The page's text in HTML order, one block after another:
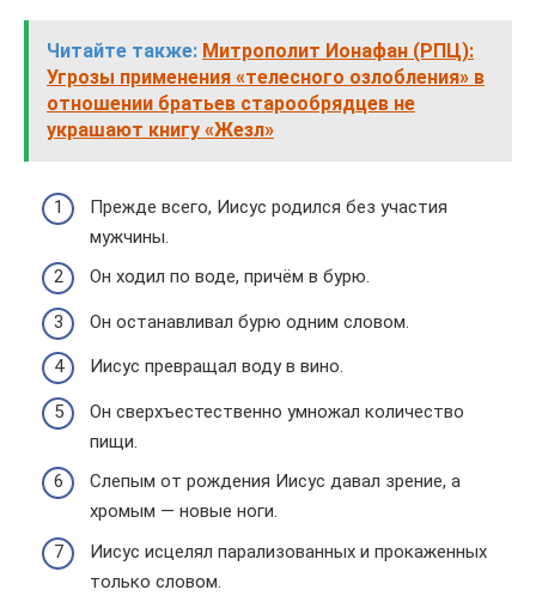
Читайте также: Митрополит Ионафан (РПЦ):
Угрозы применения «телесного озлобления» в
отношении братьев старообрядцев не
украшают книгу «Жезл»
Прежде всего, Иисус родился без участия
мужчины.
Он ходил по воде, причём в бурю.
Он останавливал бурю одним словом.
Иисус превращал воду в вино.
Он сверхъестественно умножал количество
пищи.
Слепым от рождения Иисус давал зрение, а
хромым — новые ноги.
Иисус исцелял парализованных и прокаженных
только словом.